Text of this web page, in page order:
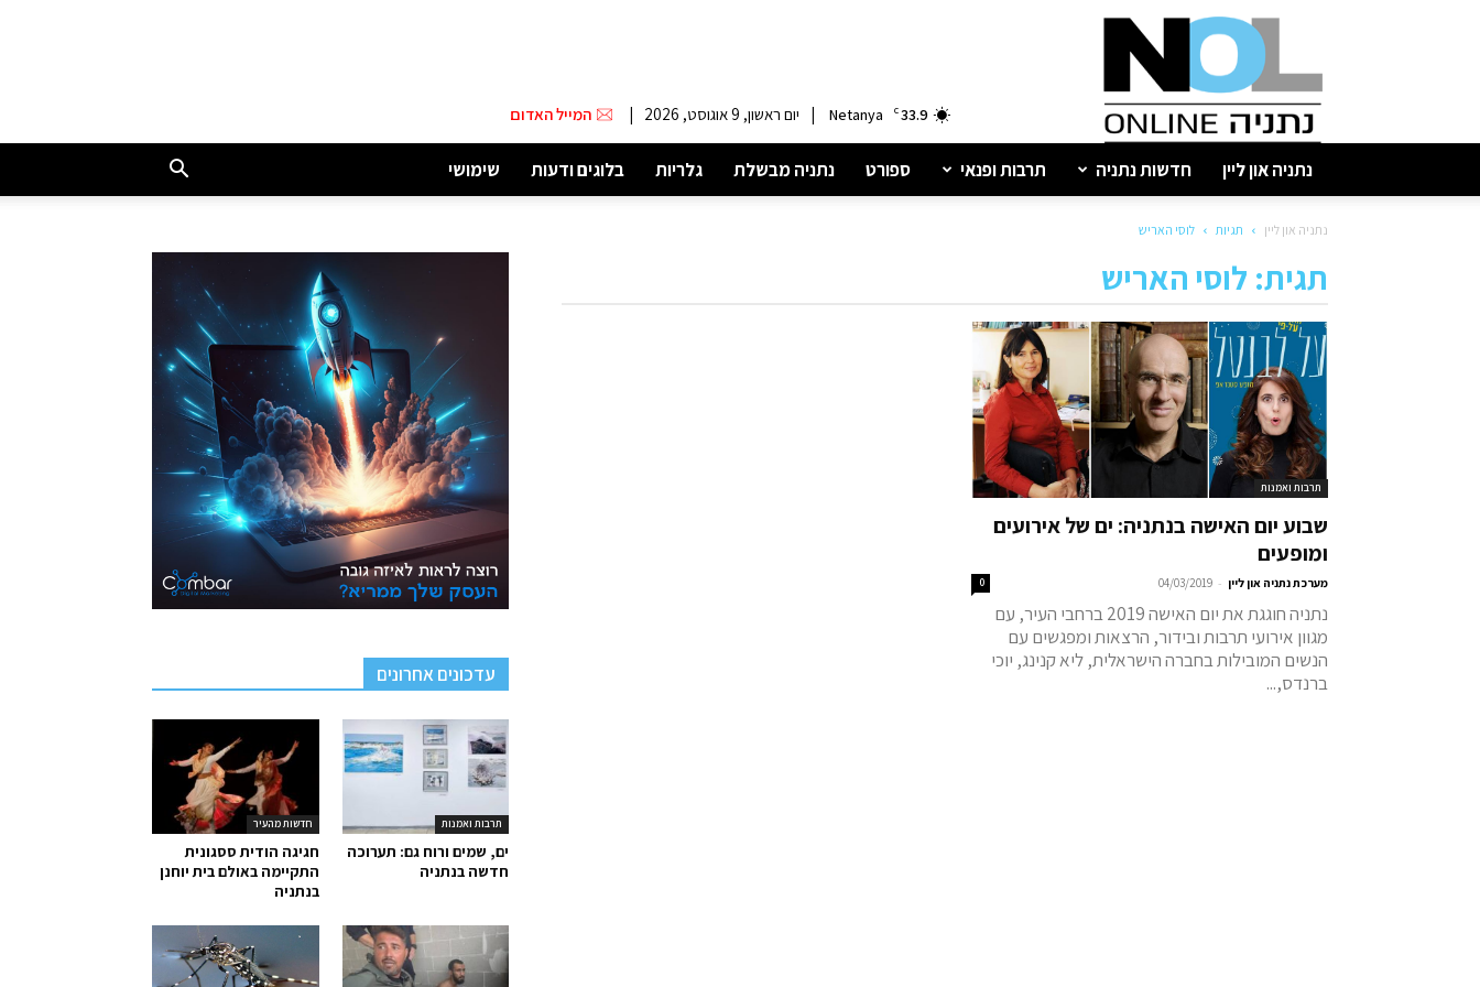
נתניה
33.9
C
Netanya
| יום ראשון, 9 אוגוסט, 2026 | המייל האדום
נתניה און ליין חדשות נתניה תרבות ופנאי ספורט נתניה מבשלת גלריות בלוגים ודעות שימושי
נתניה און ליין תגיות לוסי האריש
תגית: לוסי האריש
תרבות ואמנות
שבוע יום האישה בנתניה: ים של אירועים
ומופעים
מערכת נתניה און ליין -
04/03/2019
0
נתניה חוגגת את יום האישה 2019 ברחבי העיר, עם
מגוון אירועי תרבות ובידור, הרצאות ומפגשים עם
הנשים המובילות בחברה הישראלית, ליא קנינג, יוכי
ברנדס,...
עדכונים אחרונים
חדשות מהעיר
חגיגה הודית ססגונית
התקיימה באולם בית יוחנן
בנתניה
תרבות ואמנות
ים, שמים ורוח גם: תערוכה
חדשה בנתניה